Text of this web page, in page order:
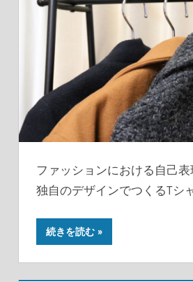
ファッションにおける自己表
独自のデザインでつくるTシ
続きを読む